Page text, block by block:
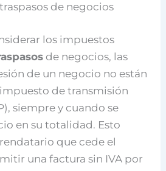
de negocios
los impuestos
de negocios, las
de un negocio no están
de transmisión
siempre y cuando se
en su totalidad. Esto
que cede el
una factura sin IVA por